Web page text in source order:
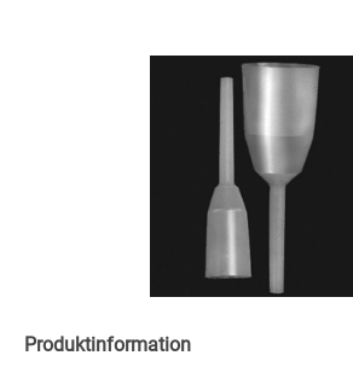
Produktinformation